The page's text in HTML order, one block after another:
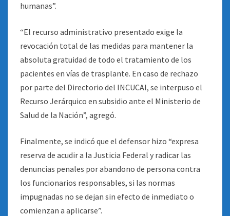
humanas”.
“El recurso administrativo presentado exige la
revocación total de las medidas para mantener la
absoluta gratuidad de todo el tratamiento de los
pacientes en vías de trasplante. En caso de rechazo
por parte del Directorio del INCUCAI, se interpuso el
Recurso Jerárquico en subsidio ante el Ministerio de
Salud de la Nación”, agregó.
Finalmente, se indicó que el defensor hizo “expresa
reserva de acudir a la Justicia Federal y radicar las
denuncias penales por abandono de persona contra
los funcionarios responsables, si las normas
impugnadas no se dejan sin efecto de inmediato o
comienzan a aplicarse”.